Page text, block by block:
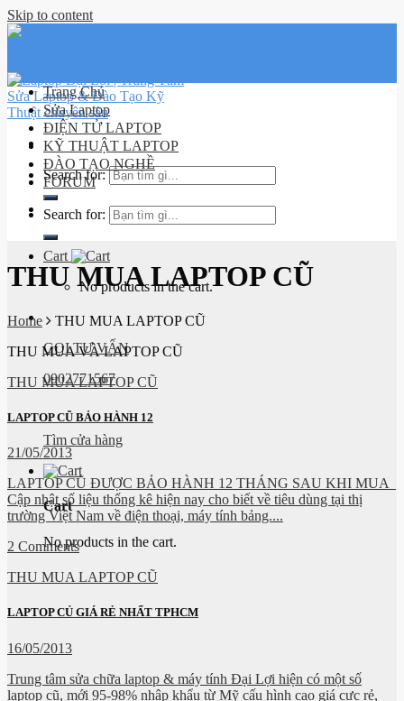
Skip to content
Search for:
Lịch sử
Cart
No products in the cart.
GỌI TƯ VẤN
0902771567
Tìm cửa hàng
Cart
No products in the cart.
Trang Chủ
Sửa Laptop
ĐIỆN TỬ LAPTOP
KỸ THUẬT LAPTOP
ĐÀO TẠO NGHỀ
FORUM
Search for:
THU MUA LAPTOP CŨ
Home
THU MUA LAPTOP CŨ
THU MUA VÀ LAPTOP CŨ
THU MUA LAPTOP CŨ
LAPTOP CŨ BẢO HÀNH 12
21/05/2013
LAPTOP CŨ ĐƯỢC BẢO HÀNH 12 THÁNG SAU KHI MUA
Cập nhật số liệu thống kê hiện nay cho biết về tiêu dùng tại thị
trường Việt Nam về điện thoại, máy tính bảng....
2 Comments
THU MUA LAPTOP CŨ
LAPTOP CỦ GIÁ RẺ NHẤT TPHCM
16/05/2013
Trung tâm sửa chữa laptop & máy tính Đại Lợi hiện có một số
laptop cũ, mới 95-98% nhập khẩu từ Mỹ cấu hình cao giá cực rẻ,